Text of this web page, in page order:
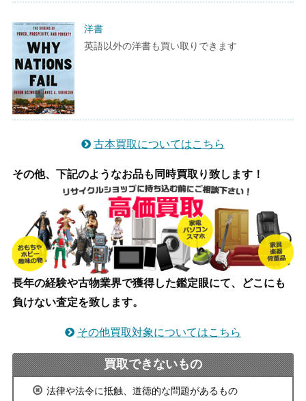
洋書
英語以外の洋書も買い取りできます
古本買取についてはこちら
その他、下記のようなお品も同時買取り致します！
長年の経験や古物業界で獲得した鑑定眼にて、どこにも
負けない査定を致します。
その他買取対象についてはこちら
買取できないもの
法律や法令に抵触、道徳的な問題があるもの